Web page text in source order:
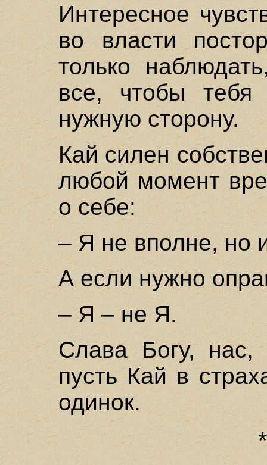
Интересное
во власти
только
все, чтобы тебя
нужную сторону.
Кай силен
любой момент
о себе:
– Я не вполне, но
А если нужно
– Я – не Я.
Слава Богу, нас,
пусть Кай в
одинок.